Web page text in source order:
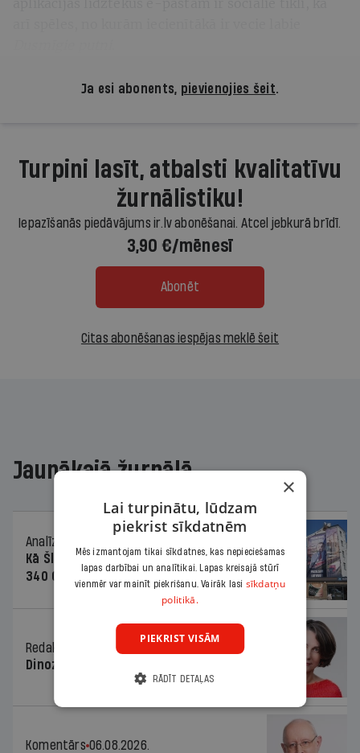
Ja esi abonents, pievienojies šeit.
Turpini lasīt, atbalsti kvalitatīvu
žurnālistiku!
Iepazīšanās piedāvājums ir.lv abonēšanai. Atcel jebkurā brīdī.
3,90 €/mēnesī
Abonēt
Citas abonēšanas iespējas meklē šeit
Jaunākajā žurnālā
Analīze
Kā Šlesera partija palika nesodīta par
340 000 vērtu reklāmas kampaņu
Redaktores sleja
Dinozaura triks
Komentārs 06.08.2026.
×
Lai turpinātu, lūdzam
piekrist sīkdatnēm
Mēs izmantojam tikai sīkdatnes, kas nepieciešamas
lapas darbībai un analītikai. Lapas kreisajā stūrī
vienmēr var mainīt piekrišanu. Vairāk lasi sīkdatņu
politikā.
PIEKRIST VISĀM
RĀDĪT DETAĻAS